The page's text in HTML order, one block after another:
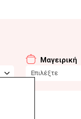
Μαγειρική
Επιλέξτε